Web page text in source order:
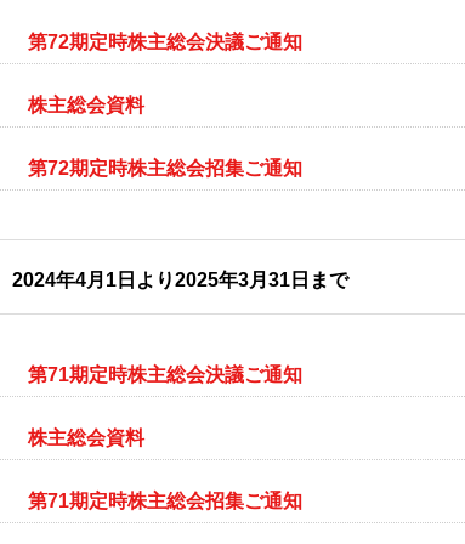
第72期定時株主総会決議ご通知
株主総会資料
第72期定時株主総会招集ご通知
2024年4月1日より2025年3月31日まで
第71期定時株主総会決議ご通知
株主総会資料
第71期定時株主総会招集ご通知